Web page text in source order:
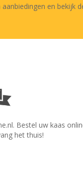
aanbiedingen en bekijk
Bestel uw kaas
het thuis!